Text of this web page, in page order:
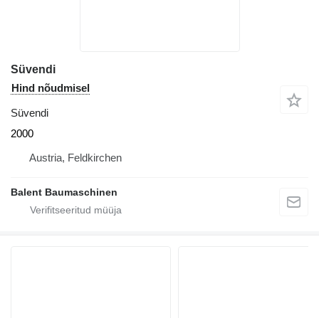
Süvendi
Hind nõudmisel
Süvendi
2000
Austria, Feldkirchen
Balent Baumaschinen